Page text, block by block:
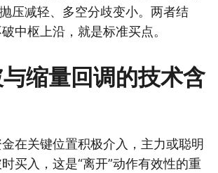
压减轻、多空分歧变小。两者结
中枢上沿，就是标准买点。
缩量回调的技术含
在关键位置积极介入，主力或聪明
买入，这是“离开”动作有效性的重